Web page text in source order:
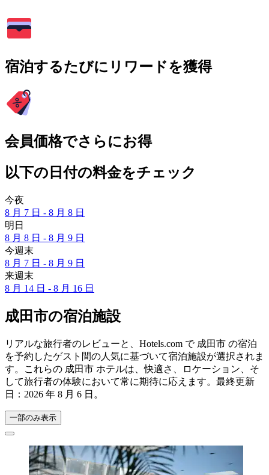
宿泊するたびにリワードを獲得
会員価格でさらにお得
以下の日付の料金をチェック
今夜
8 月 7 日 - 8 月 8 日
明日
8 月 8 日 - 8 月 9 日
今週末
8 月 7 日 - 8 月 9 日
来週末
8 月 14 日 - 8 月 16 日
成田市の宿泊施設
リアルな旅行者のレビューと、Hotels.com で 成田市 の宿泊
を予約したゲスト間の人気に基づいて宿泊施設が選択されま
す。これらの 成田市 ホテルは、快適さ、ロケーション、そ
して旅行者の体験において常に期待に応えます。最終更新
日： 2026 年 8 月 6 日 。
一部のみ表示